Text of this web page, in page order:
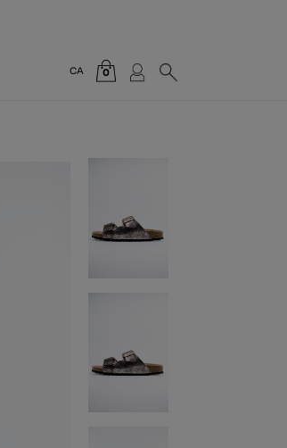
CA 0